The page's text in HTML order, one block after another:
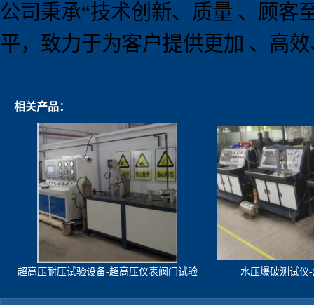
公司秉承“技术创新、质量 、顾客
平，致力于为客户提供更加 、高
相关产品：
超高压耐压试验设备-超高压仪表阀门试验
水压爆破测试仪